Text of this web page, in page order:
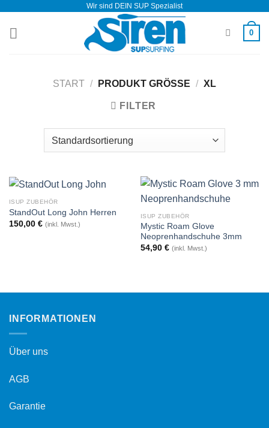
springen
Wir sind DEIN SUP Spezialist
0
START / PRODUKT GRÖSSE / XL
FILTER
ISUP ZUBEHÖR
StandOut Long John Herren
150,00 € (inkl. Mwst.)
ISUP ZUBEHÖR
Mystic Roam Glove
Neoprenhandschuhe 3mm
54,90 € (inkl. Mwst.)
INFORMATIONEN
Über uns
AGB
Garantie